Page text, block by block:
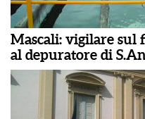
Mascali: vigilare sul
al depuratore di